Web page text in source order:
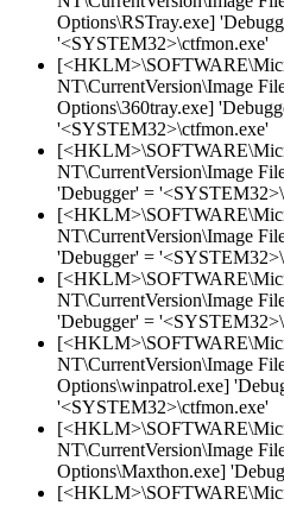
Options\RSTray.exe]
'<SYSTEM32>\ctfmon.exe'
NT\CurrentVersion\Image
Options\360tray.exe]
'<SYSTEM32>\ctfmon.exe'
NT\CurrentVersion\Image
'Debugger' =
NT\CurrentVersion\Image
'Debugger' =
NT\CurrentVersion\Image
'Debugger' =
NT\CurrentVersion\Image
Options\winpatrol.exe]
'<SYSTEM32>\ctfmon.exe'
NT\CurrentVersion\Image
Options\Maxthon.exe]